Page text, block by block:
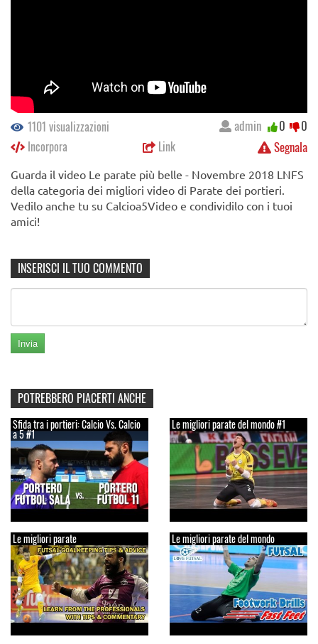
1101 visualizzazioni
Incorpora
Link Segnala
admin 0 0
Guarda il video Le parate più belle - Novembre 2018 LNFS
della categoria dei migliori video di Parate dei portieri.
Vedilo anche tu su Calcioa5Video e condividilo con i tuoi
amici!
INSERISCI IL TUO COMMENTO
POTREBBERO PIACERTI ANCHE
Sfida tra i portieri: Calcio Vs. Calcio
a 5 #1
Le migliori parate del mondo #1
Le migliori parate Le migliori parate del mondo